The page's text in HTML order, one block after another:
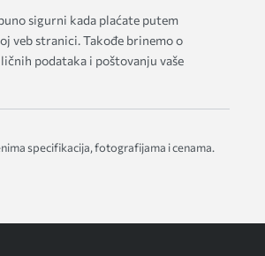
sigurni kada plaćate putem
veb stranici. Takođe brinemo o
podataka i poštovanju vaše
specifikacija, fotografijama i cenama.